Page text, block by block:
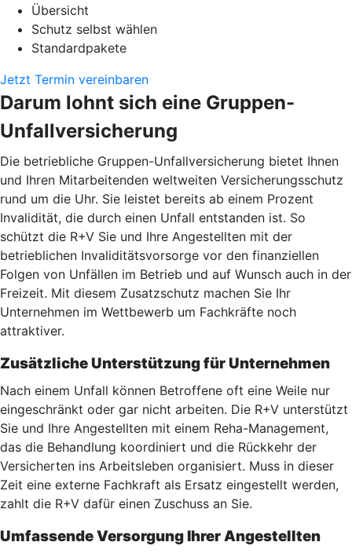
Übersicht
Schutz selbst wählen
Standardpakete
Jetzt Termin vereinbaren
Darum lohnt sich eine Gruppen-
Unfallversicherung
Die betriebliche Gruppen-Unfallversicherung bietet Ihnen
und Ihren Mitarbeitenden weltweiten Versicherungsschutz
rund um die Uhr. Sie leistet bereits ab einem Prozent
Invalidität, die durch einen Unfall entstanden ist. So
schützt die R+V Sie und Ihre Angestellten mit der
betrieblichen Invaliditätsvorsorge vor den finanziellen
Folgen von Unfällen im Betrieb und auf Wunsch auch in der
Freizeit. Mit diesem Zusatzschutz machen Sie Ihr
Unternehmen im Wettbewerb um Fachkräfte noch
attraktiver.
Zusätzliche Unterstützung für Unternehmen
Nach einem Unfall können Betroffene oft eine Weile nur
eingeschränkt oder gar nicht arbeiten. Die R+V unterstützt
Sie und Ihre Angestellten mit einem Reha-Management,
das die Behandlung koordiniert und die Rückkehr der
Versicherten ins Arbeitsleben organisiert. Muss in dieser
Zeit eine externe Fachkraft als Ersatz eingestellt werden,
zahlt die R+V dafür einen Zuschuss an Sie.
Umfassende Versorgung Ihrer Angestellten